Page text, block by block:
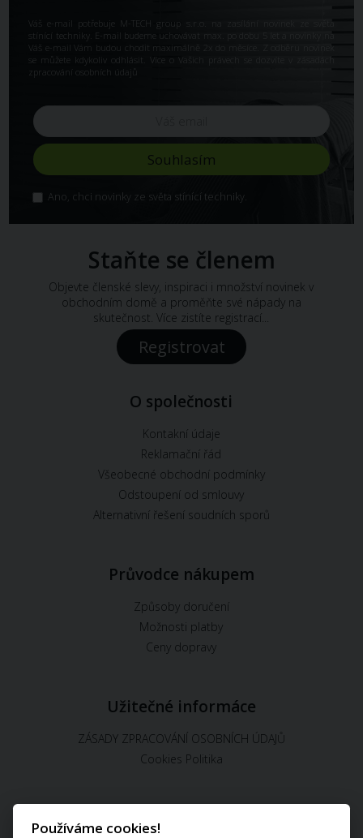
Váš e-mail potřebuje M-TECH group s.r.o. na zasílání novinek ze světa
stínící techniky. E-mail budeme uchovávat max. po dobu 5 let a novinky na
Váš e-mail Vám budou chodit maximálně 2x do měsíce. Z odběru novinek
se můžete kdykoliv odhlásit. Více o Vašich právech se dozvíte v
zásadách
zpracování osobních údajů
Ano, chci novinky ze světa stínící techniky.
Staňte se členem
Objevte členské slevy, inspiraci i množství novinek v
obchodním domě a proměňte své nápady na
skutečnost. Více zistíte registrací...
Registrovat
O společnosti
Kontakní údaje
Reklamační řád
Všeobecné obchodní podmínky
Odstoupení od smlouvy
Alternativní řešení soudních sporů
Průvodce nákupem
Způsoby doručení
Možnosti platby
Ceny dopravy
Užitečné informáce
ZÁSADY ZPRACOVÁNÍ OSOBNÍCH ÚDAJŮ
Cookies Politika
Používáme cookies!